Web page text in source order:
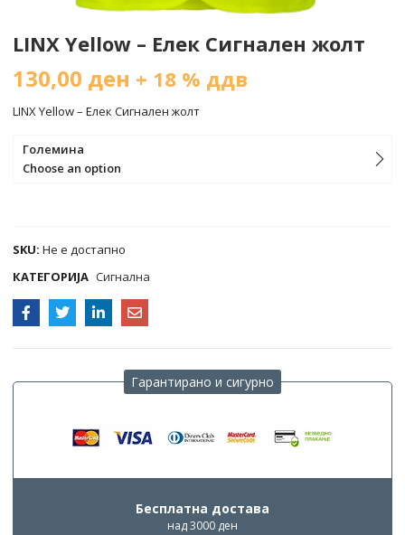
LINX Yellow – Елек Сигнален жолт
130,00 ден + 18 % ддв
LINX Yellow – Елек Сигнален жолт
Големина
Choose an option
SKU:Не е достапно
КАТЕГОРИЈА Сигнална
Гарантирано и сигурно
Бесплатна достава
над 3000 ден